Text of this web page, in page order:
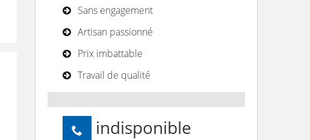
Sans engagement
Artisan passionné
Prix imbattable
Travail de qualité
indisponible